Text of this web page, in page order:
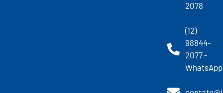
2078
(12)
98844-
2077 -
WhatsApp